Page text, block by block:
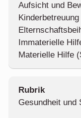
Aufsicht und
Kinderbetreuung
Immaterielle
Materielle Hilfe
Gesundheit und